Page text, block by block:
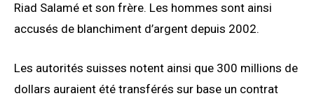
Riad Salamé et son frère. Les hommes sont ainsi
accusés de blanchiment d’argent depuis 2002.
Les autorités suisses notent ainsi que 300 millions de
dollars auraient été transférés sur base un contrat